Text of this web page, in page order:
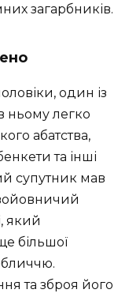
загарбників.
один із
ньому легко
абатства,
та інші
супутник мав
який
більшої
та зброя його